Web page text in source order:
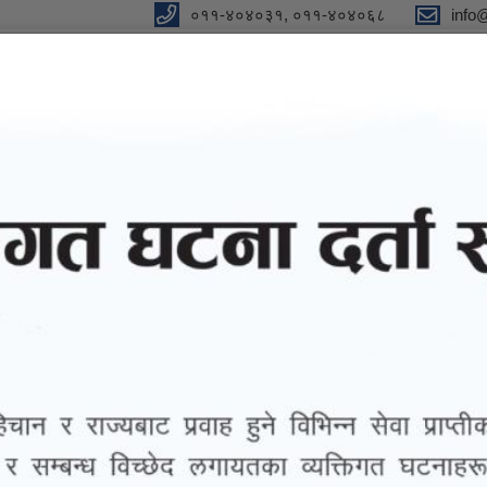
०११-४०४०३१, ०११-४०४०६८
Strong Campaign"
सम्बन्धी सूचना